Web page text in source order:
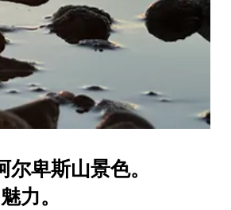
卑斯山景色。
力。